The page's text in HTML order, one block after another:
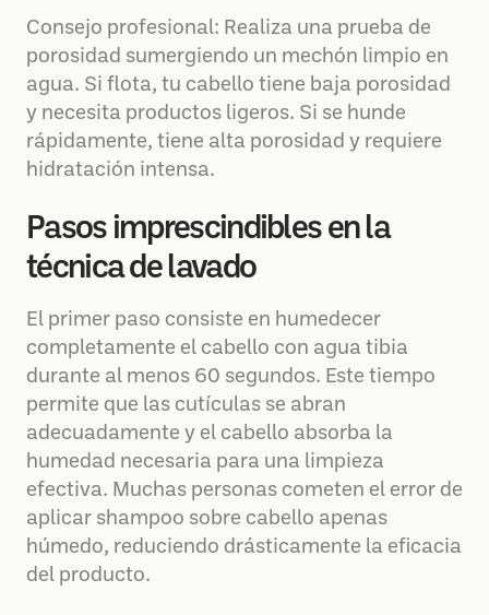
Consejo profesional: Realiza una prueba de
porosidad sumergiendo un mechón limpio en
agua. Si flota, tu cabello tiene baja porosidad
y necesita productos ligeros. Si se hunde
rápidamente, tiene alta porosidad y requiere
hidratación intensa.
Pasos imprescindibles en la
técnica de lavado
El primer paso consiste en humedecer
completamente el cabello con agua tibia
durante al menos 60 segundos. Este tiempo
permite que las cutículas se abran
adecuadamente y el cabello absorba la
humedad necesaria para una limpieza
efectiva. Muchas personas cometen el error de
aplicar shampoo sobre cabello apenas
húmedo, reduciendo drásticamente la eficacia
del producto.